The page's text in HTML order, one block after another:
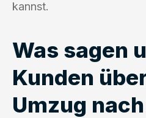
kannst.
Was sagen
Kunden
Umzug